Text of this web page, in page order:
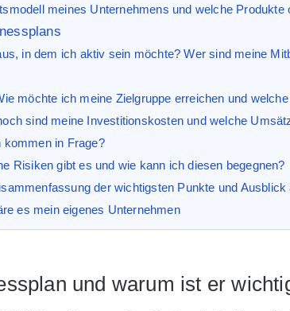
meines Unternehmens und welche Produkte
in dem ich aktiv sein möchte? Wer sind meine
möchte ich meine Zielgruppe erreichen und
sind meine Investitionskosten und welche
kommen in Frage?
Risiken gibt es und wie kann ich diesen begegnen?
der wichtigsten Punkte und
es mein eigenes Unternehmen
und warum ist er